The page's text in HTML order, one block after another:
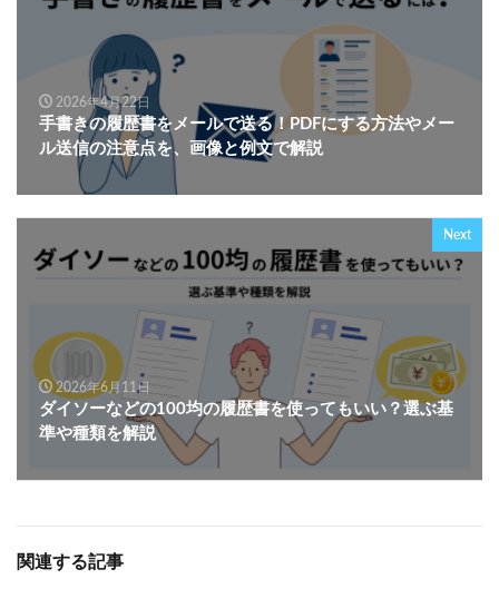
2026年4月22日
手書きの履歴書をメールで送る！PDFにする方法やメー
ル送信の注意点を、画像と例文で解説
Next
2026年6月11日
ダイソーなどの100均の履歴書を使ってもいい？選ぶ基
準や種類を解説
関連する記事